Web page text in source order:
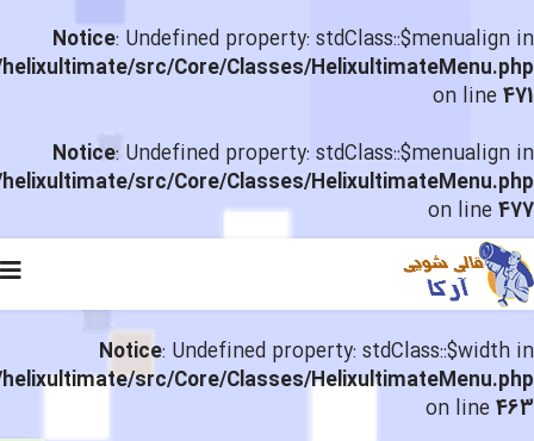
Notice: Undefined property: stdClass::$menualign in
src/Core/Classes/HelixultimateMenu.php
on line471
Notice: Undefined property: stdClass::$menualign in
src/Core/Classes/HelixultimateMenu.php
on line477
Notice: Undefined property: stdClass::$width in
src/Core/Classes/HelixultimateMenu.php
on line463